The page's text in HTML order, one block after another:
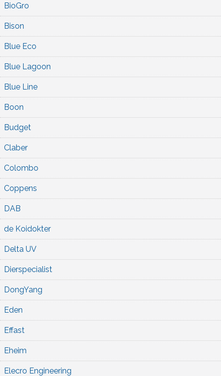
BioGro
Bison
Blue Eco
Blue Lagoon
Blue Line
Boon
Budget
Claber
Colombo
Coppens
DAB
de Koidokter
Delta UV
Dierspecialist
DongYang
Eden
Effast
Eheim
Elecro Engineering